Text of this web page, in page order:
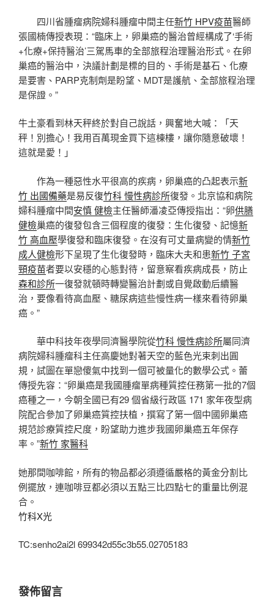
四川省腫瘤病院婦科腫瘤中間主任新竹 HPV疫苗醫師
張國楠傳授表現：“臨床上，卵巢癌的醫治曾經構成了‘手術
+化療+保持醫治’三駕馬車的全部旅程治理醫治形式。在卵
巢癌的醫治中，決議計劃是標的目的、手術是基石、化療
是要害、PARP克制劑是盼望、MDT是護航、全部旅程治理
是保證。”
牛土豪看到林天秤終於對自己說話，興奮地大喊：「天
秤！別擔心！我用百萬現金買下這棟樓，讓你隨意破壞！
這就是愛！」
作為一種惡性水平很高的疾病，卵巢癌的凸起表示新
竹 出國備藥是易反復竹科 慢性病診所復發。北京協和病院
婦科腫瘤中間安慎 健檢主任醫師潘凌亞傳授指出：“卵供膳
健檢巢癌的復發包含三個程度的復發：生化復發、記憶新
竹 高血壓學復發和臨床復發。在沒有可丈量病變的情新竹
成人健檢形下呈現了生化復發時，臨床大夫和患新竹 子宮
頸疫苗者要以安穩的心態對待，留意察看疾病成長，防止
森和診所一復發就頓時轉變醫治計劃或自覺啟動后續醫
治，要像看待高血壓、糖尿病這些慢性病一樣來看待卵巢
癌。”
華中科技年夜學同濟醫學院從竹科 慢性病診所屬同濟
病院婦科腫瘤科主任高慶她對著天空的藍色光束刺出圓
規，試圖在單戀傻氣中找到一個可被量化的數學公式。蕾
傳授先容：“卵巢癌是我國腫瘤單病種質控任務第一批的7個
癌種之一，今朝全國已有29 個省級行政區 171 家年夜型病
院配合參加了卵巢癌質控扶植，撰寫了第一個中國卵巢癌
規范診療質控尺度，盼望助力進步我國卵巢癌五年保存
率。”新竹 家醫科
她那間咖啡館，所有的物品都必須遵循嚴格的黃金分割比
例擺放，連咖啡豆都必須以五點三比四點七的重量比例混
合。
竹科X光
TC:senho2ai2l 699342d55c3b55.02705183
發佈留言